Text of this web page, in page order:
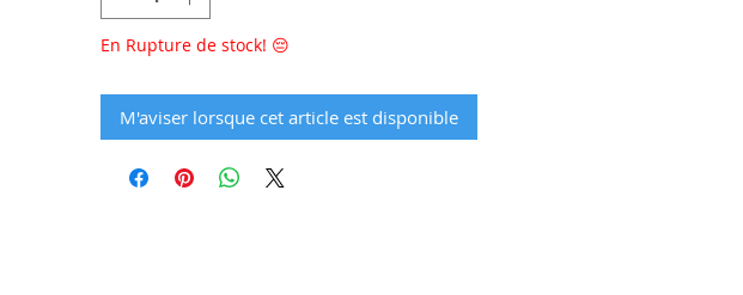
En Rupture de stock! 😔
M'aviser lorsque cet article est disponible